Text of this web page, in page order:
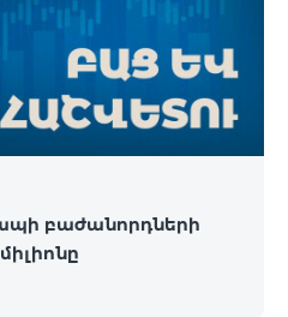
բաժանորդների